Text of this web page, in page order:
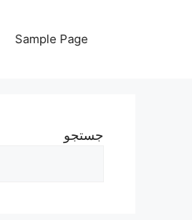
Sample Page
جستجو